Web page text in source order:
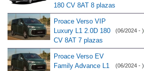
180 CV 8AT 8 plazas
Proace Verso VIP
Luxury L1 2.0D 180
CV 8AT 7 plazas
(06/2024 - )
Proace Verso EV
Family Advance L1
(06/2024 - )